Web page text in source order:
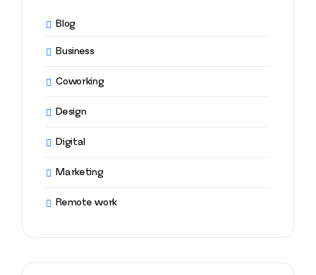
Blog
Business
Coworking
Design
Digital
Marketing
Remote work